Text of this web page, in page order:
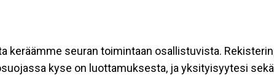
keräämme seuran toimintaan osallistuvista.
kyse on luottamuksesta, ja yksityisyytesi